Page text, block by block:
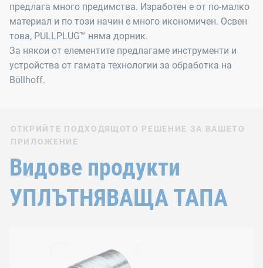
предлага много предимства. Изработен е от по-малко
материал и по този начин е много икономичен. Освен
това, PULLPLUG™ няма дорник.
За някои от елементите предлагаме инструменти и
устройства от гамата технологии за обработка на
Böllhoff.
ОТКРИЙТЕ ПОДХОДЯЩОТО РЕШЕНИЕ ЗА ВАШЕТО
ПРИЛОЖЕНИЕ
Видове продукти
УПЛЪТНЯВАЩА ТАПА